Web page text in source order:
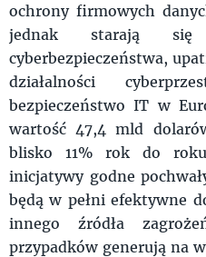
ochrony firmowych
jednak starają
cyberbezpieczeństwa,
działalności
bezpieczeństwo IT w
wartość 47,4 mld
blisko 11% rok do roku
inicjatywy godne
będą w pełni efektywne
innego źródła
przypadków generują na